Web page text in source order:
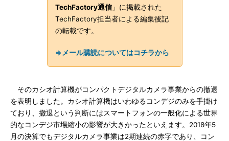
TechFactory通信」に掲載された
TechFactory担当者による編集後記
の転載です。
⇒メール購読についてはコチラから
そのカシオ計算機がコンパクトデジタルカメラ事業からの撤退
を表明しました。カシオ計算機はいわゆるコンデジのみを手掛け
ており、撤退という判断にはスマートフォンの一般化による世界
的なコンデジ市場縮小の影響が大きかったといえます。2018年5
月の決算でもデジタルカメラ事業は2期連続の赤字であり、コン